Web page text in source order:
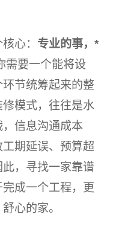
心： 专业的事，*
需要一个能将设
节统筹起来的整
模式，往往是水
信息沟通成本
期延误、预算超
，寻找一家靠谱
成一个工程，更
心的家。